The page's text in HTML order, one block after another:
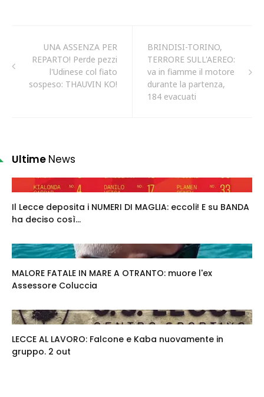
UNA ASSENZA PER
REPARTO! Perde pezzi
l'Udinese col fiato
sospeso: THAUVIN KO!
BRINDISI-TORINO,
TERRORE SULL'AEREO:
va in fiamme il motore
durante la partenza,
184 evacuati
Ultime News
Il Lecce deposita i NUMERI DI MAGLIA: eccoli! E su BANDA
ha deciso così...
MALORE FATALE IN MARE A OTRANTO: muore l'ex
Assessore Coluccia
LECCE AL LAVORO: Falcone e Kaba nuovamente in
gruppo. 2 out